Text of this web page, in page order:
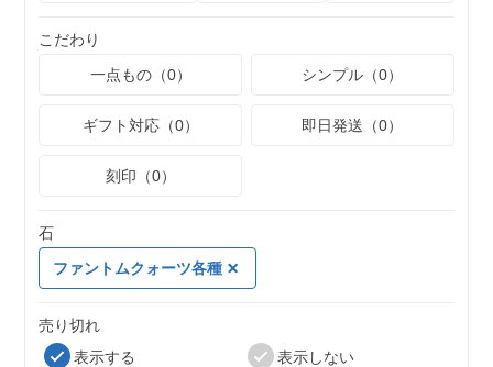
こだわり
一点もの（0）
シンプル（0）
ギフト対応（0） 即日発送（0）
刻印（0）
石
ファントムクォーツ各種
売り切れ
表示する
表示しない